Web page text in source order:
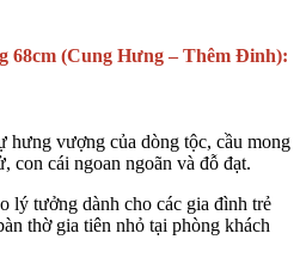
68cm (Cung Hưng – Thêm Đinh):
hưng vượng của dòng tộc, cầu mong
con cái ngoan ngoãn và đỗ đạt.
lý tưởng dành cho các gia đình trẻ
thờ gia tiên nhỏ tại phòng khách